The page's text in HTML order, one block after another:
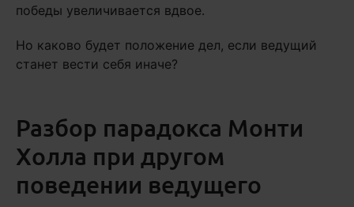
победы увеличивается вдвое.
Но каково будет положение дел, если ведущий
станет вести себя иначе?
Разбор парадокса Монти
Холла при другом
поведении ведущего